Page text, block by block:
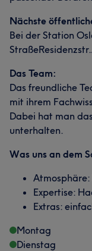
Nächste
Bei der Station
Das Team:
Das freundliche
mit ihrem
Dabei hat man
unterhalten.
Was uns an dem
Expertise:
Extras:
Montag
Dienstag